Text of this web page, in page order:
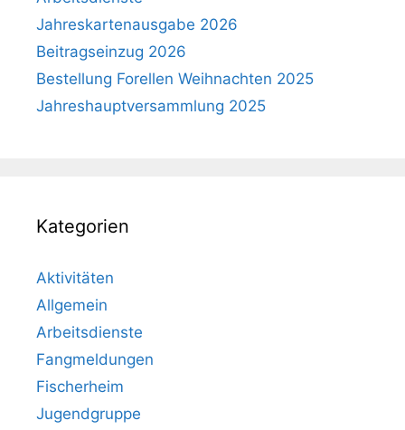
Jahreskartenausgabe 2026
Beitragseinzug 2026
Bestellung Forellen Weihnachten 2025
Jahreshauptversammlung 2025
Kategorien
Aktivitäten
Allgemein
Arbeitsdienste
Fangmeldungen
Fischerheim
Jugendgruppe